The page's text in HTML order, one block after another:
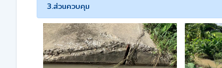
3.ส่วนควบคุม